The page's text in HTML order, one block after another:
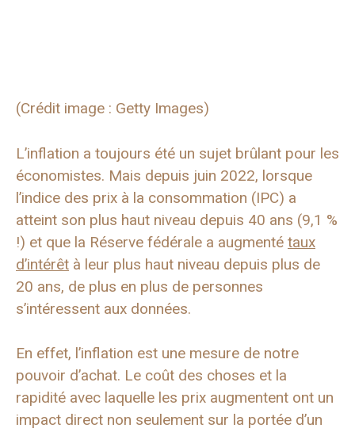
(Crédit image : Getty Images)
L’inflation a toujours été un sujet brûlant pour les
économistes. Mais depuis juin 2022, lorsque
l’indice des prix à la consommation (IPC) a
atteint son plus haut niveau depuis 40 ans (9,1 %
!) et que la Réserve fédérale a augmenté taux
d’intérêt à leur plus haut niveau depuis plus de
20 ans, de plus en plus de personnes
s’intéressent aux données.
En effet, l’inflation est une mesure de notre
pouvoir d’achat. Le coût des choses et la
rapidité avec laquelle les prix augmentent ont un
impact direct non seulement sur la portée d’un